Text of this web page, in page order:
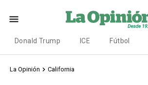
Donald Trump ICE Fútbol
La Opinión California